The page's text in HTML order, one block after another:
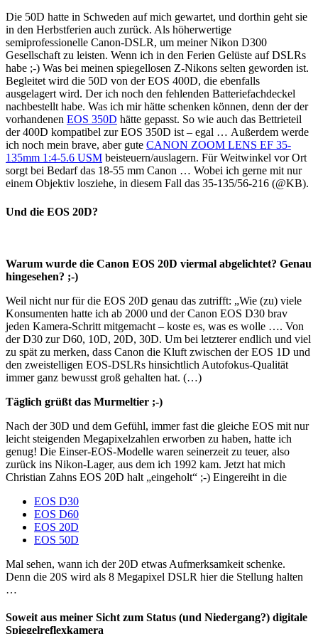
Die 50D hatte in Schweden auf mich gewartet, und dorthin geht sie
in den Herbstferien auch zurück. Als höherwertige
semiprofessionelle Canon-DSLR, um meiner Nikon D300
Gesellschaft zu leisten. Wenn ich in den Ferien Gelüste auf DSLRs
habe ;-) Was bei meinen spiegellosen Z-Nikons selten geworden ist.
Begleitet wird die 50D von der EOS 400D, die ebenfalls
ausgelagert wird. Der ich noch den fehlenden Batteriefachdeckel
nachbestellt habe. Was ich mir hätte schenken können, denn der der
vorhandenen EOS 350D hätte gepasst. So wie auch das Bettrieteil
der 400D kompatibel zur EOS 350D ist – egal … Außerdem werde
ich noch mein brave, aber gute CANON ZOOM LENS EF 35-
135mm 1:4-5.6 USM beisteuern/auslagern. Für Weitwinkel vor Ort
sorgt bei Bedarf das 18-55 mm Canon … Wobei ich gerne mit nur
einem Objektiv losziehe, in diesem Fall das 35-135/56-216 (@KB).
Und die EOS 20D?
Warum wurde die Canon EOS 20D viermal abgelichtet? Genau
hingesehen? ;-)
Weil nicht nur für die EOS 20D genau das zutrifft: „Wie (zu) viele
Konsumenten hatte ich ab 2000 und der Canon EOS D30 brav
jeden Kamera-Schritt mitgemacht – koste es, was es wolle …. Von
der D30 zur D60, 10D, 20D, 30D. Um bei letzterer endlich und viel
zu spät zu merken, dass Canon die Kluft zwischen der EOS 1D und
den zweistelligen EOS-DSLRs hinsichtlich Autofokus-Qualität
immer ganz bewusst groß gehalten hat. (…)
Täglich grüßt das Murmeltier ;-)
Nach der 30D und dem Gefühl, immer fast die gleiche EOS mit nur
leicht steigenden Megapixelzahlen erworben zu haben, hatte ich
genug! Die Einser-EOS-Modelle waren seinerzeit zu teuer, also
zurück ins Nikon-Lager, aus dem ich 1992 kam. Jetzt hat mich
Christian Zahns EOS 20D halt „eingeholt“ ;-) Eingereiht in die
EOS D30
EOS D60
EOS 20D
EOS 50D
Mal sehen, wann ich der 20D etwas Aufmerksamkeit schenke.
Denn die 20S wird als 8 Megapixel DSLR hier die Stellung halten
…
Soweit aus meiner Sicht zum Status (und Niedergang?) digitale
Spiegelreflexkamera